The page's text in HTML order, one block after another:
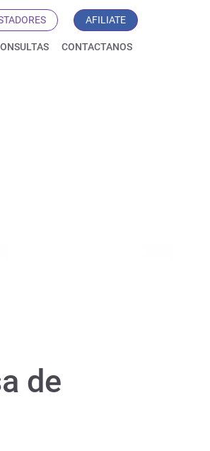
AFILIATE
CONTACTANOS
de